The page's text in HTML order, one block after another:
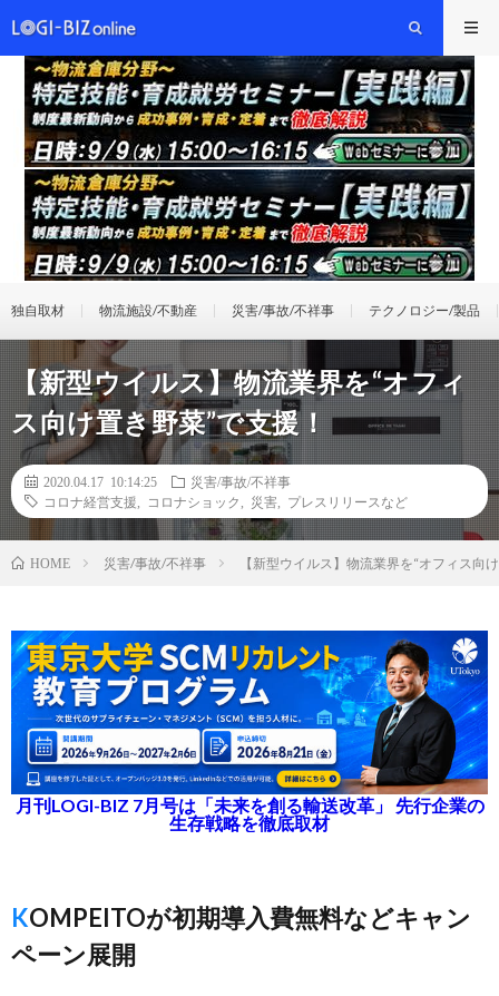
独自取材 物流施設/不動産 災害/事故/不祥事 テクノロジー/製品
【新型ウイルス】物流業界を“オフィ
ス向け置き野菜”で支援！
2020.04.17 10:14:25
災害/事故/不祥事
コロナ経営支援
コロナショック 災害 プレスリリースなど
HOME 災害/事故/不祥事 【新型ウイルス】物流業界を“オフィス向
月刊LOGI-BIZ 7月号は「未来を創る輸送改革」 先行企業の
生存戦略を徹底取材
KOMPEITOが初期導入費無料などキャン
ペーン展開